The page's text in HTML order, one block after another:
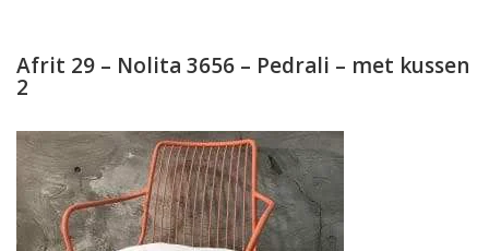
Afrit 29 – Nolita 3656 – Pedrali – met kussen
2